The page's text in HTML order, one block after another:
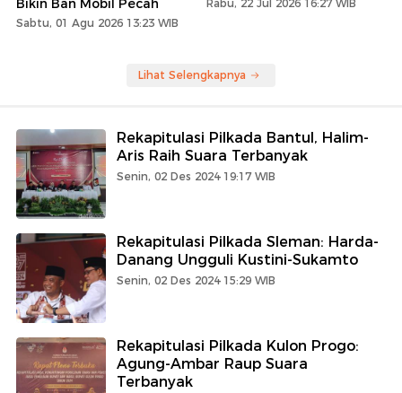
Bikin Ban Mobil Pecah
Sabtu, 01 Agu 2026 13:23 WIB
Rabu, 22 Jul 2026 16:27 WIB
Lihat Selengkapnya
Rekapitulasi Pilkada Bantul, Halim-
Aris Raih Suara Terbanyak
Senin, 02 Des 2024 19:17 WIB
Rekapitulasi Pilkada Sleman: Harda-
Danang Ungguli Kustini-Sukamto
Senin, 02 Des 2024 15:29 WIB
Rekapitulasi Pilkada Kulon Progo:
Agung-Ambar Raup Suara
Terbanyak